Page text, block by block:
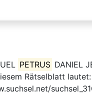
PETRUS DANIEL
Rätselblatt